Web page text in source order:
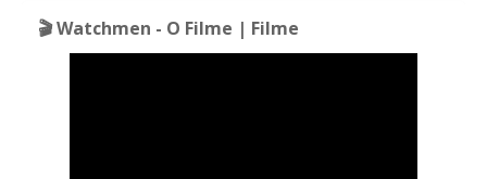
🎬 Watchmen - O Filme | Filme